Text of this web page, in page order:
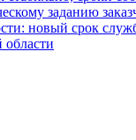
заданию
новый срок
области